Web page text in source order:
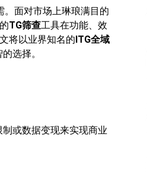
。面对市场上琳琅满目的
TG筛查工具在功能、效
将以业界知名的ITG全域
选择。
或数据变现来实现商业